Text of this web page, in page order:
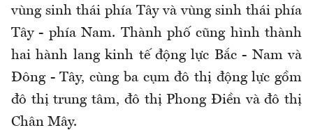
vùng sinh thái phía Tây và vùng sinh thái phía
Tây - phía Nam. Thành phố cũng hình thành
hai hành lang kinh tế động lực Bắc - Nam và
Đông - Tây, cùng ba cụm đô thị động lực gồm
đô thị trung tâm, đô thị Phong Điền và đô thị
Chân Mây.